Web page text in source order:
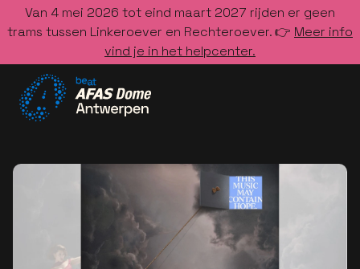
Van 4 mei 2026 tot eind maart 2027 rijden er geen
trams tussen Linkeroever en Rechteroever. 👉 Meer info
vind je in het helpcenter.